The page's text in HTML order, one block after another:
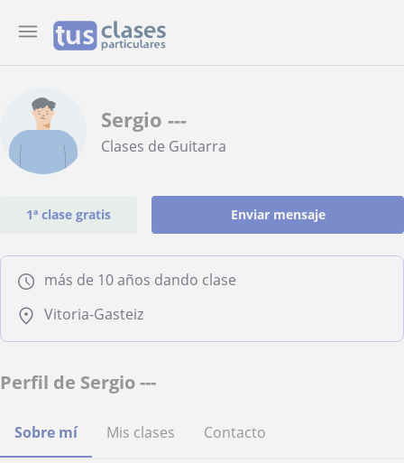
Sergio ---
Clases de Guitarra
1ª clase gratis Enviar mensaje
más de 10 años dando clase
Vitoria-Gasteiz
Perfil de Sergio ---
Sobre mí Mis clases Contacto